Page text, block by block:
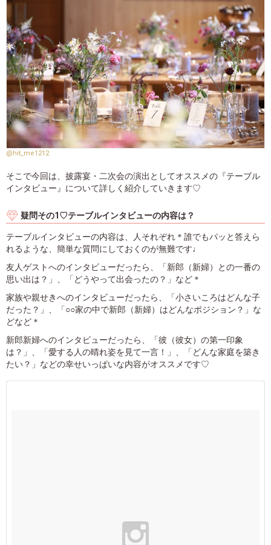
@hit_me1212
そこで今回は、披露宴・二次会の演出としてオススメの『テーブル
インタビュー』について詳しく紹介していきます♡
疑問その1♡テーブルインタビューの内容は？
テーブルインタビューの内容は、人それぞれ＊誰でもパッと答えら
れるような、簡単な質問にしておくのが無難です♩
友人ゲストへのインタビューだったら、「新郎（新婦）との一番の
思い出は？」、「どうやって出会ったの？」など＊
家族や親せきへのインタビューだったら、「小さいころはどんな子
だった？」、「○○家の中で新郎（新婦）はどんなポジション？」な
どなど＊
新郎新婦へのインタビューだったら、「彼（彼女）の第一印象
は？」、「愛する人の晴れ姿を見て一言！」、「どんな家庭を築き
たい？」などの幸せいっぱいな内容がオススメです♡